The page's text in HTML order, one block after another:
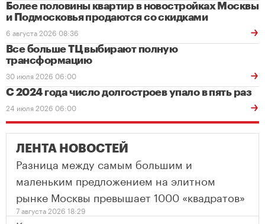
Более половины квартир в новостройках Москвы
и Подмосковья продаются со скидками
6 августа 2026 08:36
Все больше ТЦ выбирают полную
трансформацию
30 июля 2026 06:00
С 2024 года число долгостроев упало в пять раз
24 июля 2026 06:00
ЛЕНТА НОВОСТЕЙ
Разница между самым большим и
маленьким предложением на элитном
рынке Москвы превышает 1000 «квадратов»
7 августа 2026 18:29